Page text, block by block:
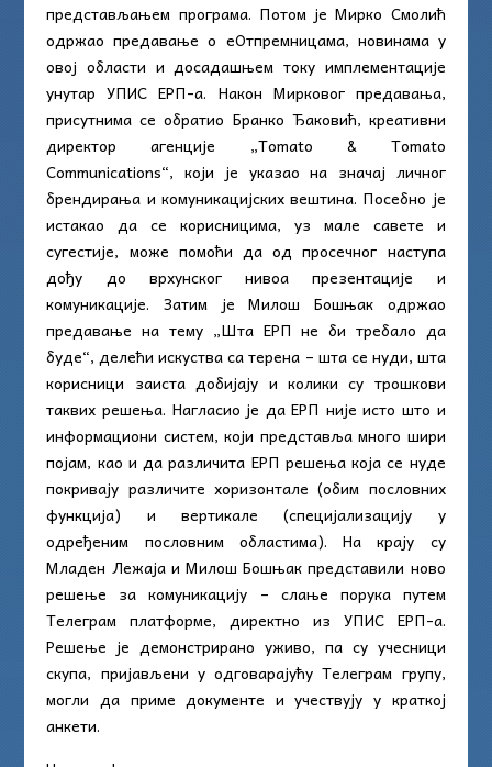
представљањем програма. Потом је Мирко Смолић
одржао предавање о еОтпремницама, новинама у
овој области и досадашњем току имплементације
унутар УПИС ЕРП-а. Након Мирковог предавања,
присутнима се обратио Бранко Ђаковић, креативни
директор агенције „Tomato & Tomato
Communications“, који је указао на значај личног
брендирања и комуникацијских вештина. Посебно је
истакао да се корисницима, уз мале савете и
сугестије, може помоћи да од просечног наступа
дођу до врхунског нивоа презентације и
комуникације. Затим је Милош Бошњак одржао
предавање на тему „Шта ЕРП не би требало да
буде“, делећи искуства са терена – шта се нуди, шта
корисници заиста добијају и колики су трошкови
таквих решења. Нагласио је да ЕРП није исто што и
информациони систем, који представља много шири
појам, као и да различита ЕРП решења која се нуде
покривају различите хоризонтале (обим пословних
функција) и вертикале (специјализацију у
одређеним пословним областима). На крају су
Младен Лежаја и Милош Бошњак представили ново
решење за комуникацију – слање порука путем
Телеграм платформе, директно из УПИС ЕРП-а.
Решење је демонстрирано уживо, па су учесници
скупа, пријављени у одговарајућу Телеграм групу,
могли да приме документе и учествују у краткој
анкети.